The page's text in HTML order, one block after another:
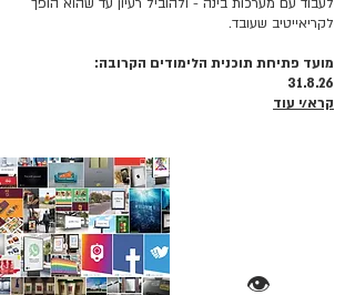
לקריאייטיב שעובד.
מועד פתיחת תוכנית הלימודים הקרובה:
31.8.26
קרא/י עוד
👁️